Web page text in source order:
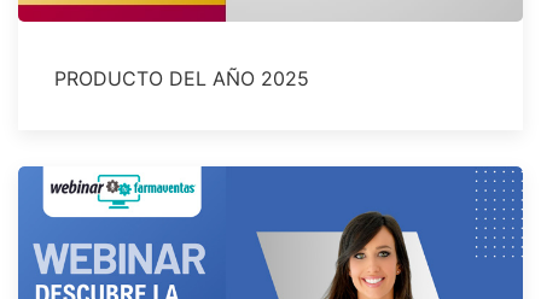
PRODUCTO DEL AÑO 2025